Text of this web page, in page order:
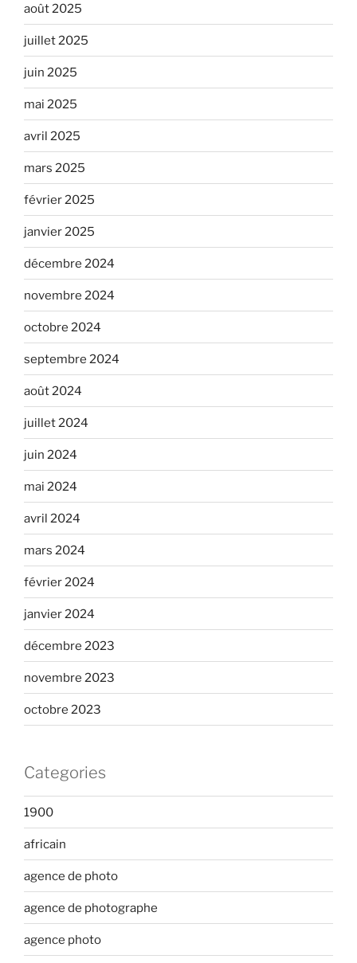
août 2025
juillet 2025
juin 2025
mai 2025
avril 2025
mars 2025
février 2025
janvier 2025
décembre 2024
novembre 2024
octobre 2024
septembre 2024
août 2024
juillet 2024
juin 2024
mai 2024
avril 2024
mars 2024
février 2024
janvier 2024
décembre 2023
novembre 2023
octobre 2023
Categories
1900
africain
agence de photo
agence de photographe
agence photo